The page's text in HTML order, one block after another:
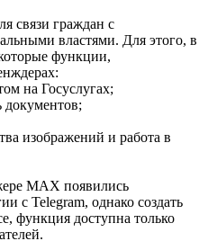
связи граждан с
властями. Для этого, в
функции,
на Госуслугах;
документов;
изображений и работа в
MAX появились
с Telegram, однако создать
функция доступна только